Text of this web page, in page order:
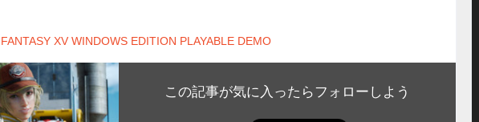
XV WINDOWS EDITION PLAYABLE DEMO
この記事が気に入ったらフォローしよう